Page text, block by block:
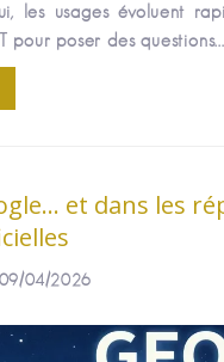
les usages évoluent
pour poser des questions...
et dans les
04/2026